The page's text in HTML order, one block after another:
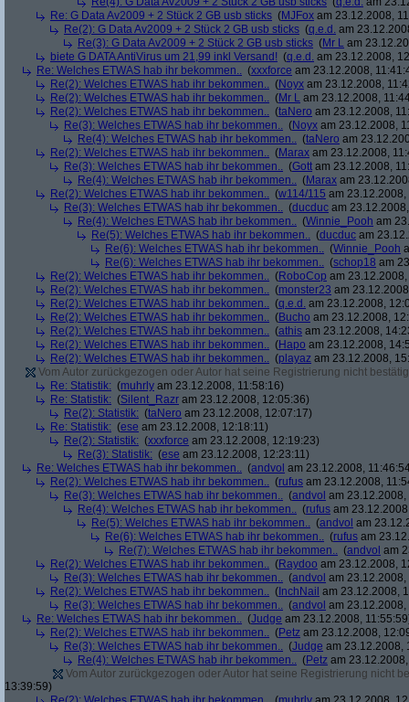
Re: G Data Av2009 + 2 Stück 2 GB usb sticks (MJFox am 23.12.2008,
Re(2): G Data Av2009 + 2 Stück 2 GB usb sticks (q.e.d. am
Re(3): G Data Av2009 + 2 Stück 2 GB usb sticks (Mr L am
biete G DATA AntiVirus um 21,99 inkl Versand! (q.e.d. am 23.12.2008,
Re: Welches ETWAS hab ihr bekommen.. (xxxforce am 23.12.2008,
Re(2): Welches ETWAS hab ihr bekommen.. (Noyx am 23.12.2008,
Re(2): Welches ETWAS hab ihr bekommen.. (Mr L am 23.12.2008,
Re(2): Welches ETWAS hab ihr bekommen.. (taNero am 23.12.2008,
Re(3): Welches ETWAS hab ihr bekommen.. (Noyx am 23.12.2008,
Re(4): Welches ETWAS hab ihr bekommen.. (taNero am
Re(2): Welches ETWAS hab ihr bekommen.. (Marax am 23.12.2008,
Re(3): Welches ETWAS hab ihr bekommen.. (Gott am 23.12.2008,
Re(4): Welches ETWAS hab ihr bekommen.. (Marax am
Re(2): Welches ETWAS hab ihr bekommen.. (w114/115 am 23.12.2008,
Re(3): Welches ETWAS hab ihr bekommen.. (ducduc am
Re(4): Welches ETWAS hab ihr bekommen.. (Winnie_Pooh am
Re(5): Welches ETWAS hab ihr bekommen.. (ducduc am
Re(6): Welches ETWAS hab ihr bekommen.. (Winnie_Pooh
Re(6): Welches ETWAS hab ihr bekommen.. (schop18 am
Re(2): Welches ETWAS hab ihr bekommen.. (RoboCop am
Re(2): Welches ETWAS hab ihr bekommen.. (monster23 am
Re(2): Welches ETWAS hab ihr bekommen.. (q.e.d. am 23.12.2008,
Re(2): Welches ETWAS hab ihr bekommen.. (Bucho am 23.12.2008,
Re(2): Welches ETWAS hab ihr bekommen.. (athis am 23.12.2008,
Re(2): Welches ETWAS hab ihr bekommen.. (Hapo am 23.12.2008,
Re(2): Welches ETWAS hab ihr bekommen.. (playaz am 23.12.2008,
Vom Autor zurückgezogen oder Autor hat seine Registrierung nicht
Re: Statistik: (muhrly am 23.12.2008, 11:58:16)
Re: Statistik: (Silent_Razr am 23.12.2008, 12:05:36)
Re(2): Statistik: (taNero am 23.12.2008, 12:07:17)
Re: Statistik: (ese am 23.12.2008, 12:18:11)
Re(2): Statistik: (xxxforce am 23.12.2008, 12:19:23)
Re(3): Statistik: (ese am 23.12.2008, 12:23:11)
Re: Welches ETWAS hab ihr bekommen.. (andvol am 23.12.2008,
Re(2): Welches ETWAS hab ihr bekommen.. (rufus am 23.12.2008,
Re(3): Welches ETWAS hab ihr bekommen.. (andvol am
Re(4): Welches ETWAS hab ihr bekommen.. (rufus am
Re(5): Welches ETWAS hab ihr bekommen.. (andvol am
Re(6): Welches ETWAS hab ihr bekommen.. (rufus am
Re(7): Welches ETWAS hab ihr bekommen.. (andvol am
Re(2): Welches ETWAS hab ihr bekommen.. (Raydoo am 23.12.2008,
Re(3): Welches ETWAS hab ihr bekommen.. (andvol am
Re(2): Welches ETWAS hab ihr bekommen.. ( InchNail am 23.12.2008,
Re(3): Welches ETWAS hab ihr bekommen.. (andvol am
Re: Welches ETWAS hab ihr bekommen.. (Judge am 23.12.2008,
Re(2): Welches ETWAS hab ihr bekommen.. (Petz am 23.12.2008,
Re(3): Welches ETWAS hab ihr bekommen.. (Judge am 23.12.2008,
Re(4): Welches ETWAS hab ihr bekommen.. (Petz am
Vom Autor zurückgezogen oder Autor hat seine Registrierung nicht
13:39:59)